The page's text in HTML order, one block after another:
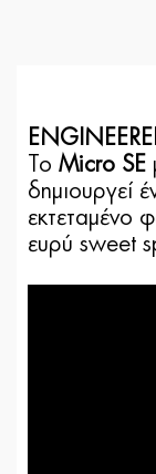
Το Micro SE
δημιουργεί
εκτεταμένο
ευρύ sweet